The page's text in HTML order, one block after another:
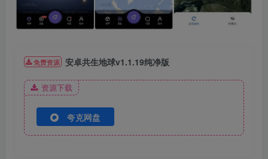
免费资源 安卓共生地球v1.1.19纯净版
资源下载
夸克网盘